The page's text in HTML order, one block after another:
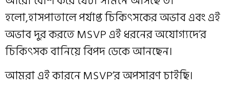
হলো,হাসপাতালে পর্যাপ্ত চিকিৎসকের অভাব এবং এই
অভাব দুর করতে MSVP এই ধরনের অযোগ্যদে’র
চিকিৎসক বানিয়ে বিপদ ডেকে আনছেন।
আমরা এই কারনে MSVP’র অপসারণ চাইছি।